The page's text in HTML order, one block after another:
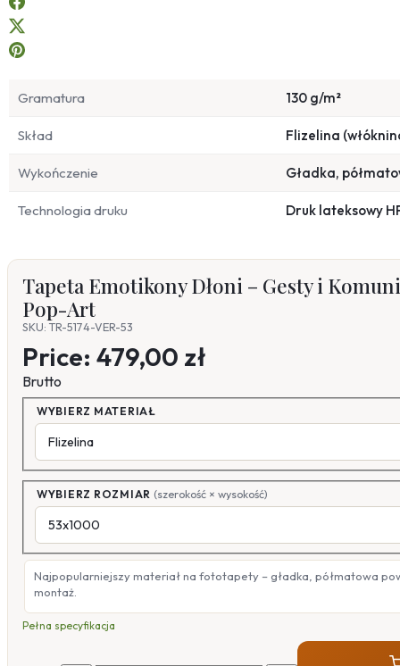
Gramatura 130 g/m²
Skład Flizelina
Wykończenie Gładka,
Technologia druku Druk lateksowy
Tapeta Emotikony Dłoni – Gesty i
Pop-Art
SKU: TR-5174-VER-53
Price: 479,00 zł
Brutto
WYBIERZ MATERIAŁ
WYBIERZ ROZMIAR (szerokość × wysokość)
Najpopularniejszy materiał na fototapety – gładka, półmatowa
montaż.
Pełna specyfikacja